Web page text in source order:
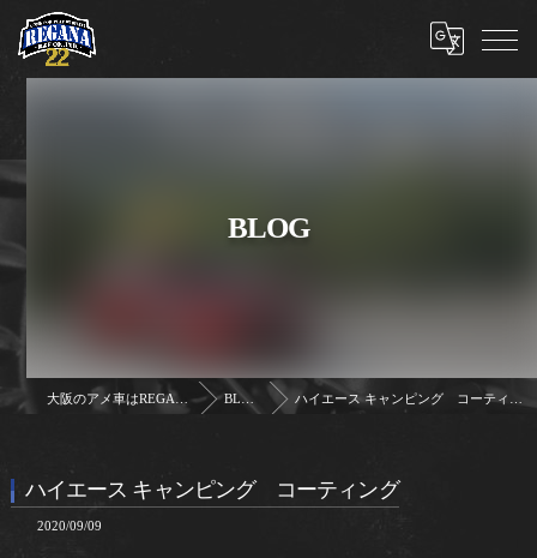
BLOG
BLOG ハイエース キャンピング コーティング
ハイエース キャンピング コーティング
2020/09/09